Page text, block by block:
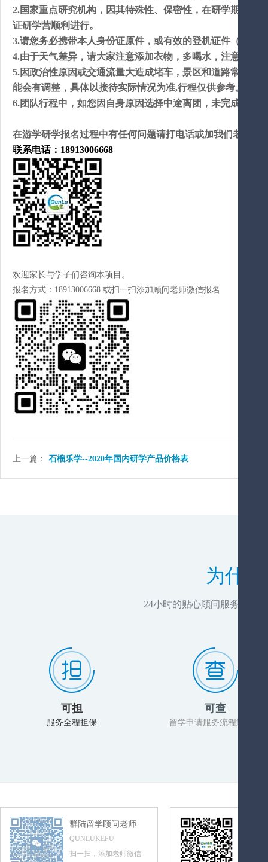
2.国家重点研究机构，因其特殊性、保密性，在研学期间如
证研学营顺利进行。
3.请您务必携带本人身份证原件，或有效的登机证件（成人
4.由于天气差异，请大家注意添加衣物，多喝水，注意卫生
5.因政治性原因或交通流量大造成堵车，景区和道路常出现
能会有调整，具体以接待实际情况为准,行程仅供参考。提
6.团队行程中，如您因自身原因选择中途离团，未完成部分
在游学研学报名过程中有任何问题请打电话或加我们老师微
联系电话：18913006668
欢迎家长与学子们咨询本项目。
报名方式：18913006668 或扫一扫添加顾问老师微信报名
上一篇： 石榴乐学--2020年国内研学产品价格表
为什
24小时的贴心顾问服务，推
可担
服务全程担保
可查
留学申请服务流程透明化
群陆留学顾问老师
QUNLUKEFU
扫一扫，添加老师微信